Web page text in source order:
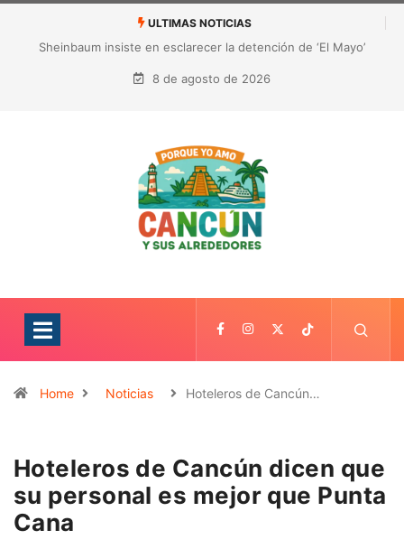
ULTIMAS NOTICIAS
¿Quién es Galita Ari y por qué acusa a RoRo de robar contenido?
La polémica que sacude las redes sociales
8 de agosto de 2026
Home Noticias Hoteleros de Cancún…
Hoteleros de Cancún dicen que
su personal es mejor que Punta
Cana